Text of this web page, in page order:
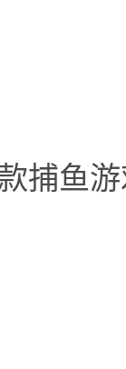
捕鱼